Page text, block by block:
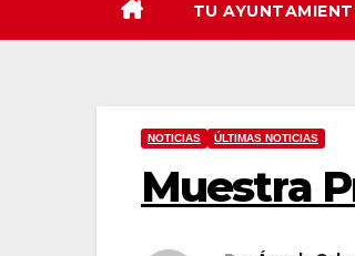
TU
NOTICIAS ÚLTIMAS NOTICIAS
Muestra